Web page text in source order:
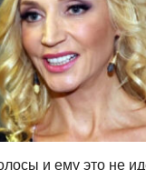
и ему это не